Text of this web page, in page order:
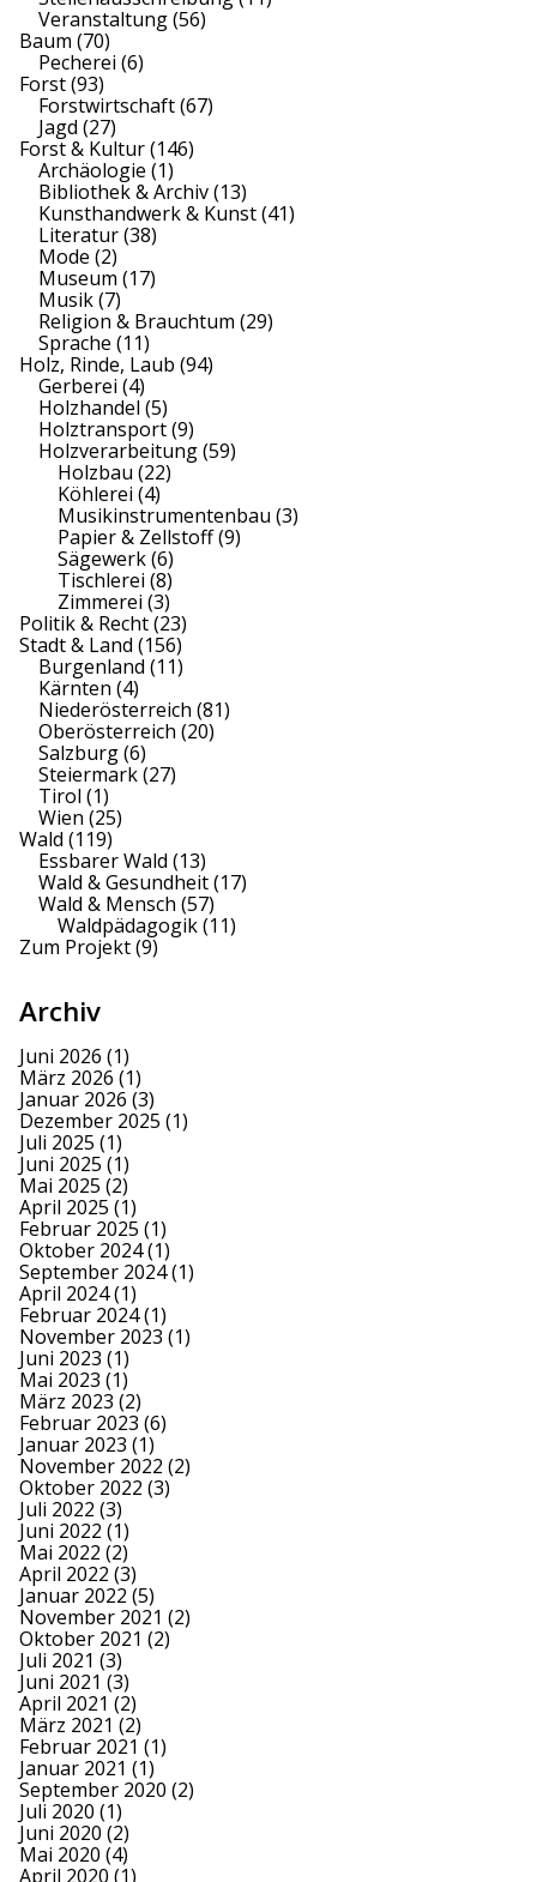
Veranstaltung(56)
Baum (70)
Pecherei (6)
Forst(93)
Forstwirtschaft(67)
Jagd (27)
Forst & Kultur(146)
Archäologie (1)
Bibliothek & Archiv(13)
Kunsthandwerk & Kunst(41)
Literatur(38)
Mode (2)
Museum (17)
Musik(7)
Religion & Brauchtum (29)
Sprache (11)
Holz, Rinde, Laub (94)
Gerberei (4)
Holzhandel (5)
Holztransport(9)
Holzverarbeitung(59)
Holzbau (22)
Köhlerei (4)
Musikinstrumentenbau (3)
Papier & Zellstoff(9)
Sägewerk(6)
Tischlerei (8)
Zimmerei (3)
Politik & Recht(23)
Stadt & Land (156)
Burgenland (11)
Kärnten (4)
Niederösterreich (81)
Oberösterreich (20)
Salzburg(6)
Steiermark(27)
Tirol (1)
Wien (25)
Wald (119)
Essbarer Wald (13)
Wald & Gesundheit(17)
Wald & Mensch (57)
Waldpädagogik(11)
Zum Projekt(9)
Archiv
Juni 2026 (1)
März 2026 (1)
Januar 2026 (3)
Dezember 2025 (1)
Juli 2025 (1)
Juni 2025 (1)
Mai 2025 (2)
April 2025 (1)
Februar 2025 (1)
Oktober 2024(1)
September 2024(1)
April 2024(1)
Februar 2024(1)
November 2023 (1)
Juni 2023 (1)
Mai 2023 (1)
März 2023 (2)
Februar 2023 (6)
Januar 2023 (1)
November 2022 (2)
Oktober 2022 (3)
Juli 2022 (3)
Juni 2022 (1)
Mai 2022 (2)
April 2022 (3)
Januar 2022 (5)
November 2021 (2)
Oktober 2021 (2)
Juli 2021 (3)
Juni 2021 (3)
April 2021 (2)
März 2021 (2)
Februar 2021 (1)
Januar 2021 (1)
September 2020 (2)
Juli 2020 (1)
Juni 2020 (2)
Mai 2020 (4)
April 2020 (1)